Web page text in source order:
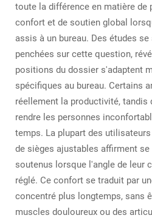
toute la différence en matière de
confort et de soutien global
assis à un bureau. Des études
penchées sur cette question,
positions du dossier s'adaptent
spécifiques au bureau. Certains
réellement la productivité, tandis
rendre les personnes
temps. La plupart des
de sièges ajustables affirment
soutenus lorsque l'angle de leur
réglé. Ce confort se traduit par
concentré plus longtemps, sans
muscles douloureux ou des